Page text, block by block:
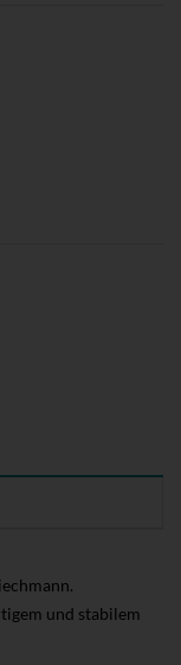
und stabilem